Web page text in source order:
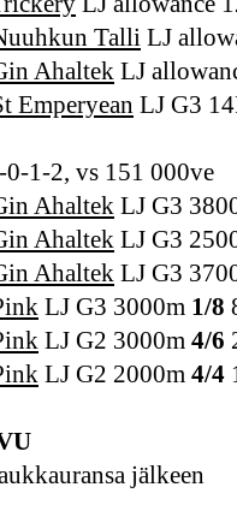
Talli LJ
Ahaltek LJ
Emperyean LJ G3
1-2, vs 151 000ve
Ahaltek LJ G3
Ahaltek LJ G3
Ahaltek LJ G3
LJ G3 3000m 1/8
LJ G2 3000m 4/6
LJ G2 2000m 4/4
jälkeen